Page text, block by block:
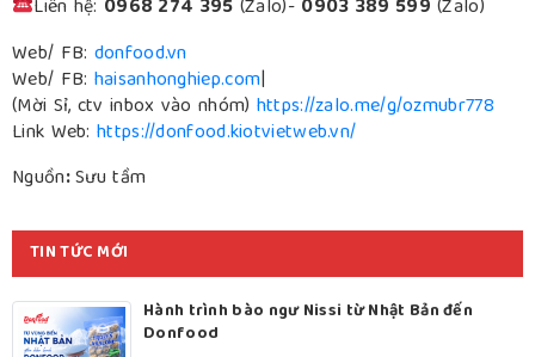
Liên hệ: 0968 274 395 (Zalo)- 0903 389 599 (Zalo)
Web/ FB: donfood.vn
Web/ FB: haisanhonghiep.com|
(Mời Sỉ, ctv inbox vào nhóm) https://zalo.me/g/ozmubr778
Link Web: https://donfood.kiotvietweb.vn/
Nguồn:Sưu tầm
TIN TỨC MỚI
Hành trình bào ngư Nissi từ Nhật Bản đến
Donfood